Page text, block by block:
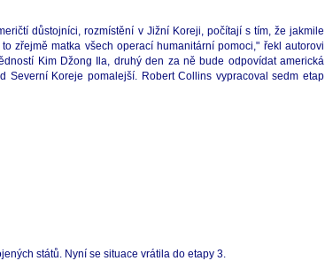
důstojníci, rozmístění v Jižní Koreji, počítají s tím, že jakmile
zřejmě matka všech operací humanitární pomoci," řekl autorovi
Kim Džong Ila, druhý den za ně bude odpovídat americká
Koreje pomalejší. Robert Collins vypracoval sedm etap
států. Nyní se situace vrátila do etapy 3.